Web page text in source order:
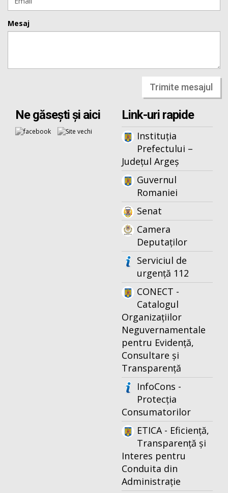
Mesaj
Trimite mesajul
Ne găsești și aici Link-uri rapide
Instituția
Prefectului –
Județul Argeș
Guvernul
Romaniei
Senat
Camera
Deputaților
Serviciul de
urgență 112
CONECT -
Catalogul
Organizațiilor
Neguvernamentale
pentru Evidență,
Consultare și
Transparență
InfoCons -
Protecția
Consumatorilor
ETICA - Eficiență,
Transparență și
Interes pentru
Conduita din
Administrație